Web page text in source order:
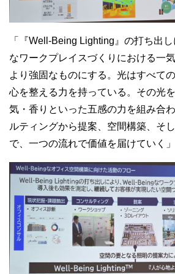
「『Well-Being Lighting 』の打ち出し
なワークプレイスづくりにおける一
より強固なものにする。光はすべて
心を整える力を持っている。その光
気・香りといった五感の力を組み合
ルティングから提案、空間構築、そ
で、一つの流れで価値を届けていく」